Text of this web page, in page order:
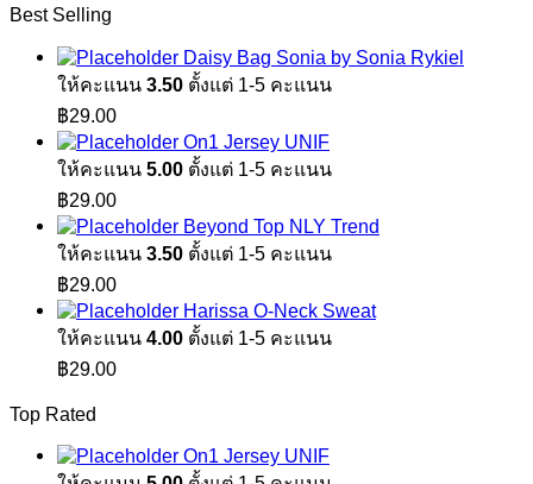
Best Selling
Daisy Bag Sonia by Sonia Rykiel
ให้คะแนน 3.50 ตั้งแต่ 1-5 คะแนน
฿29.00
On1 Jersey UNIF
ให้คะแนน 5.00 ตั้งแต่ 1-5 คะแนน
฿29.00
Beyond Top NLY Trend
ให้คะแนน 3.50 ตั้งแต่ 1-5 คะแนน
฿29.00
Harissa O-Neck Sweat
ให้คะแนน 4.00 ตั้งแต่ 1-5 คะแนน
฿29.00
Top Rated
On1 Jersey UNIF